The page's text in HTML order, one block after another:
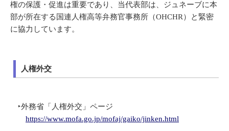
権の保護・促進は重要であり、当代表部は、ジュネーブに本
部が所在する国連人権高等弁務官事務所（OHCHR）と緊密
に協力しています。
人権外交
‣外務省「人権外交」ページ
https://www.mofa.go.jp/mofaj/gaiko/jinken.html